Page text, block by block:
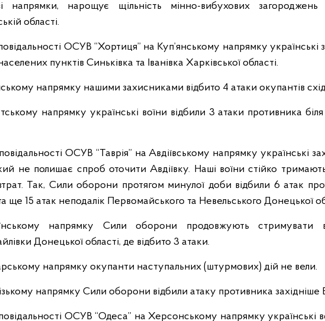
напрямки, нарощує щільність мінно-вибухових
області.
ОСУВ “Хортиця” на Куп’янському напрямку українські
пунктів Синьківка та Іванівка Харківської області.
напрямку нашими захисниками відбито 4 атаки окупантів
напрямку українські воїни відбили 3 атаки противника
ОСУВ “Таврія” на Авдіївському напрямку українські
не полишає спроб оточити Авдіївку. Наші воїни стійко
Так, Сили оборони протягом минулої доби відбили 6 атак
ще 15 атак неподалік Первомайського та Невельського Донецької
напрямку Сили оборони продовжують стримувати
Донецької області, де відбито 3 атаки.
напрямку окупанти наступальних (штурмових) дій не вели.
напрямку Сили оборони відбили атаку противника західніше
ОСУВ “Одеса” на Херсонському напрямку українські